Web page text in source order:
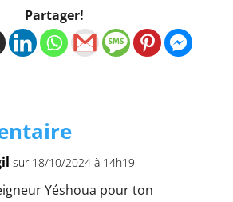
Partager!
sur 18/10/2024 à 14h19
Yéshoua pour ton